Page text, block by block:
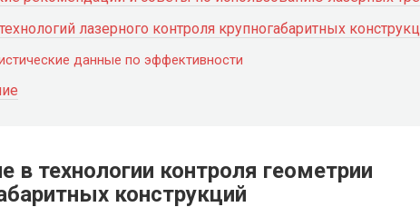
лазерного контроля крупногабаритных
данные по эффективности
в технологии контроля геометрии
конструкций